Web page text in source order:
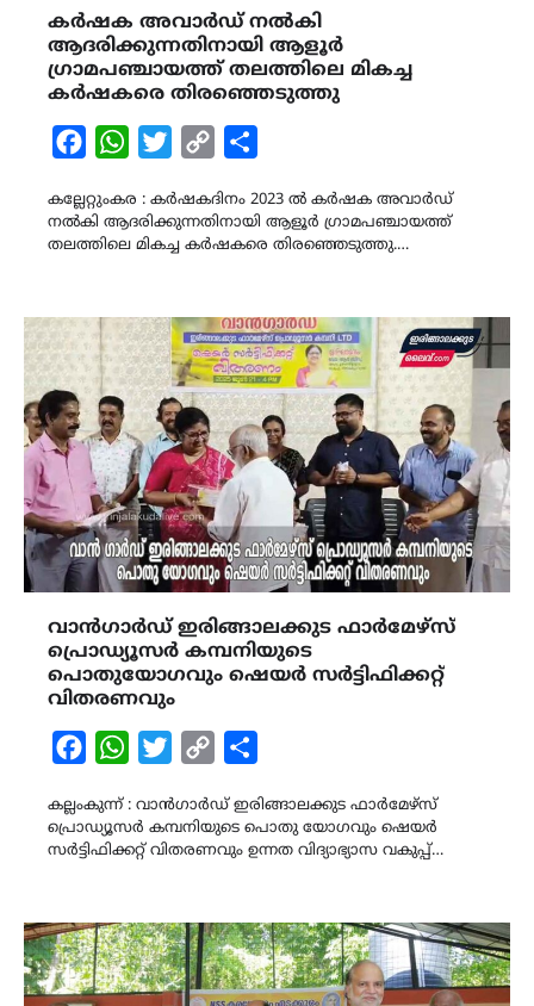
കർഷക അവാർഡ് നൽകി
ആദരിക്കുന്നതിനായി ആളൂർ
ഗ്രാമപഞ്ചായത്ത്‌ തലത്തിലെ മികച്ച
കർഷകരെ തിരഞ്ഞെടുത്തു
FacebookWhatsAppTwitterCopy
കല്ലേറ്റുംകര : കർഷകദിനം 2023 ൽ കർഷക അവാർഡ്
നൽകി ആദരിക്കുന്നതിനായി ആളൂർ ഗ്രാമപഞ്ചായത്ത്‌
തലത്തിലെ മികച്ച കർഷകരെ തിരഞ്ഞെടുത്തു.…
വാൻഗാർഡ് ഇരിങ്ങാലക്കുട ഫാർമേഴ്സ്
പ്രൊഡ്യൂസർ കമ്പനിയുടെ
പൊതുയോഗവും ഷെയർ സർട്ടിഫിക്കറ്റ്
വിതരണവും
FacebookWhatsAppTwitterCopy
കല്ലംകുന്ന് : വാൻഗാർഡ് ഇരിങ്ങാലക്കുട ഫാർമേഴ്സ്
പ്രൊഡ്യൂസർ കമ്പനിയുടെ പൊതു യോഗവും ഷെയർ
സർട്ടിഫിക്കറ്റ് വിതരണവും ഉന്നത വിദ്യാഭ്യാസ വകുപ്പ്…